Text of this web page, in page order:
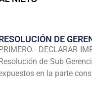
DE
DECLARAR
de Sub
en la parte